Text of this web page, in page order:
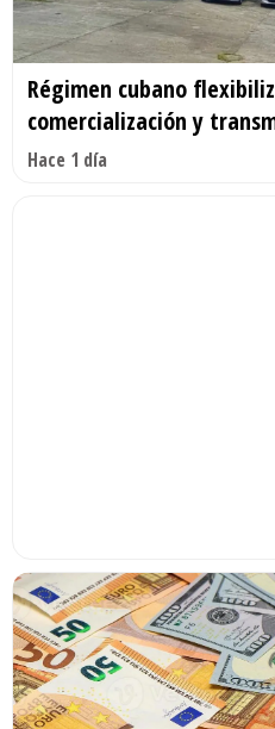
Régimen cubano
comercialización y
Hace 1 día